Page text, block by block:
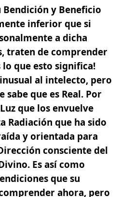
y Beneficio
inferior que si
a dicha
traten de comprender
que esto significa!
al intelecto, pero
que es Real. Por
que los envuelve
Radiación que ha sido
y orientada para
consciente del
Es así como
que su
ahora, pero